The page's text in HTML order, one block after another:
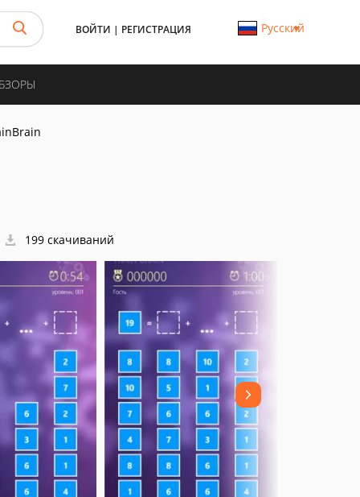
ВОЙТИ | РЕГИСТРАЦИЯ Русский
199 скачиваний